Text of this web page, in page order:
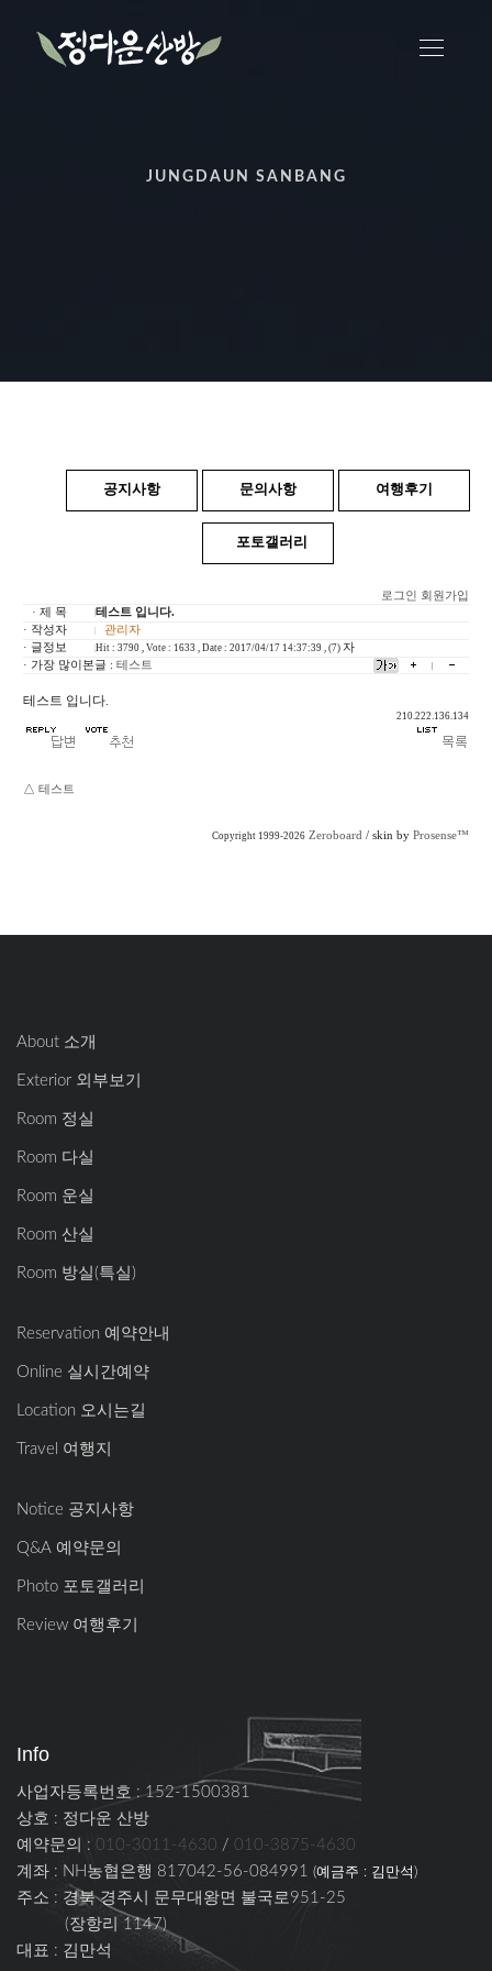
JUNGDAUN SANBANG
공지사항 문의사항 여행후기
포토갤러리
로그인
회원가입
· 제 목
테스트 입니다.
· 작성자
관리자
· 글정보
Hit : 3790 , Vote : 1633 , Date : 2017/04/17 14:37:39 , (7) 자
· 가장 많이본글 : 테스트
테스트 입니다.
210.222.136.134
△ 테스트
Copyright 1999-2026 Zeroboard / skin by Prosense™
About 소개
Exterior 외부보기
Room 정실
Room 다실
Room 운실
Room 산실
Room 방실(특실)
Reservation 예약안내
Online 실시간예약
Location 오시는길
Travel 여행지
Notice 공지사항
Q&A 예약문의
Photo 포토갤러리
Review 여행후기
Info
사업자등록번호 : 152-1500381
상호 : 정다운 산방
예약문의 : 010-3011-4630 / 010-3875-4630
계좌 : NH농협은행 817042-56-084991 (예금주 : 김만석)
주소 : 경북 경주시 문무대왕면 불국로951-25
(장항리 1147)
대표 : 김만석